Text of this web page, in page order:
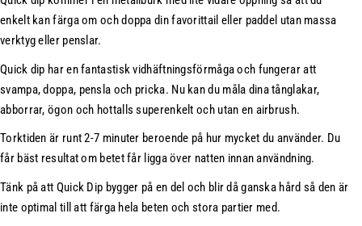
t
f
r
S
o
t
b
a
i
r
S
f
t
b
i
t
Q
u
enkelt kan färga om och doppa din favorittail eller paddel utan massa
verktyg eller penslar.
Quick dip har en fantastisk vidhäftningsförmåga och fungerar att
svampa, doppa, pensla och pricka. Nu kan du måla dina tånglakar,
abborrar, ögon och hottalls superenkelt och utan en airbrush.
Torktiden är runt 2-7 minuter beroende på hur mycket du använder. Du
får bäst resultat om betet får ligga över natten innan användning.
Tänk på att Quick Dip bygger på en del och blir då ganska hård så den är
inte optimal till att färga hela beten och stora partier med.